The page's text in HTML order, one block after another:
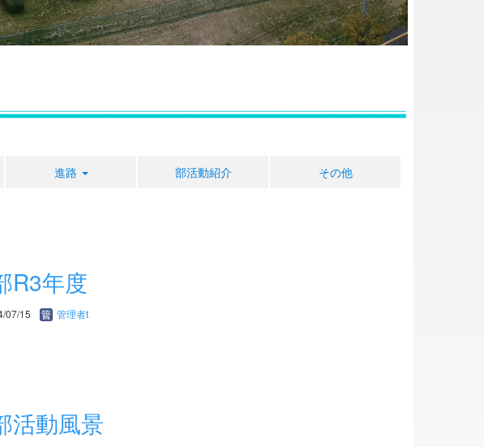
進路 部活動紹介
その他
R3年度
07/15 管理者t
活動風景